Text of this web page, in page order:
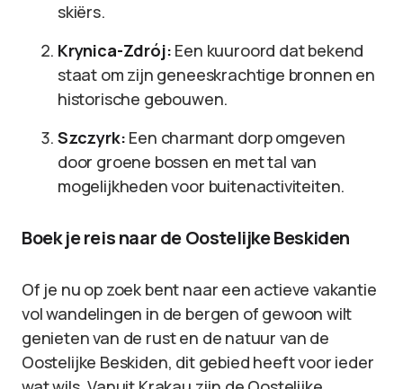
skiërs.
Krynica-Zdrój: Een kuuroord dat bekend
staat om zijn geneeskrachtige bronnen en
historische gebouwen.
Szczyrk: Een charmant dorp omgeven
door groene bossen en met tal van
mogelijkheden voor buitenactiviteiten.
Boek je reis naar de Oostelijke Beskiden
Of je nu op zoek bent naar een actieve vakantie
vol wandelingen in de bergen of gewoon wilt
genieten van de rust en de natuur van de
Oostelijke Beskiden, dit gebied heeft voor ieder